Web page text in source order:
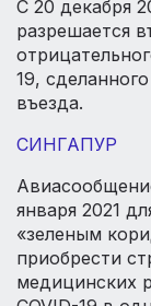
C 20 декабря
разрешается
19,
въезда.
СИНГАПУР
января 2021
«зеленым
приобрести
медицинских